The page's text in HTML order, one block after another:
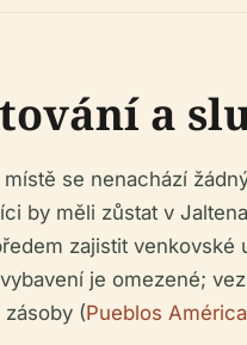
a
místě se nenachází
by měli zůstat v
zajistit venkovské
je omezené;
(Pueblos América